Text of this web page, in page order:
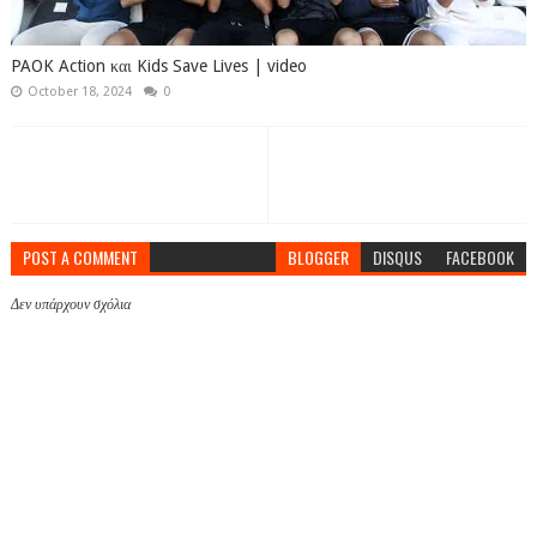
PAOK Action και Kids Save Lives | video
October 18, 2024 0
POST A COMMENT BLOGGER DISQUS FACEBOOK
Δεν υπάρχουν σχόλια